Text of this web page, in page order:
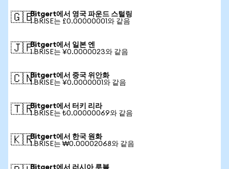
🇬🇧Bitgert에서 영국 파운드 스털링
1 BRISE는 £0.00000001와 같음
🇯🇵Bitgert에서 일본 엔
1 BRISE는 ¥0.0000023와 같음
🇨🇳Bitgert에서 중국 위안화
1 BRISE는 ¥0.0000001와 같음
🇹🇷Bitgert에서 터키 리라
1 BRISE는 ₺0.00000069와 같음
🇰🇷Bitgert에서 한국 원화
1 BRISE는 ₩0.00002068와 같음
Bitgert에서 러시아 루블